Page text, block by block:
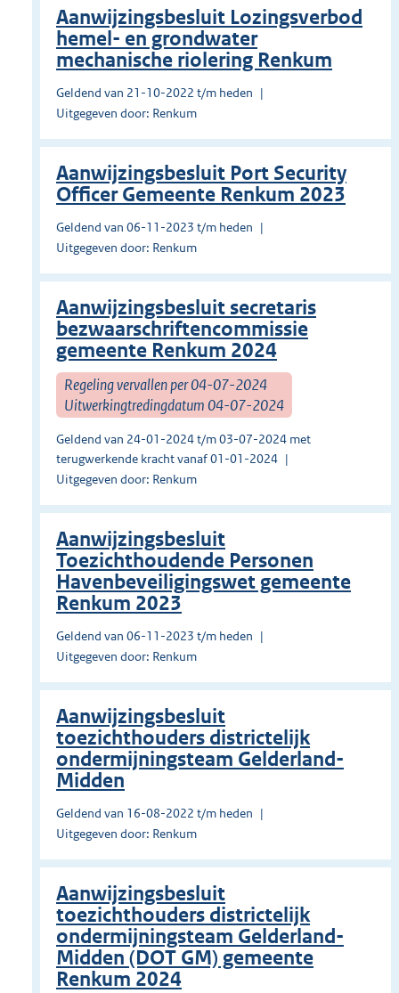
Aanwijzingsbesluit Lozingsverbod
hemel- en grondwater
mechanische riolering Renkum
Geldend van 21-10-2022 t/m heden
Uitgegeven door: Renkum
Aanwijzingsbesluit Port Security
Officer Gemeente Renkum 2023
Geldend van 06-11-2023 t/m heden
Uitgegeven door: Renkum
Aanwijzingsbesluit secretaris
bezwaarschriftencommissie
gemeente Renkum 2024
Regeling vervallen per 04-07-2024
Uitwerkingtredingdatum 04-07-2024
Geldend van 24-01-2024 t/m 03-07-2024 met
terugwerkende kracht vanaf 01-01-2024
Uitgegeven door: Renkum
Aanwijzingsbesluit
Toezichthoudende Personen
Havenbeveiligingswet gemeente
Renkum 2023
Geldend van 06-11-2023 t/m heden
Uitgegeven door: Renkum
Aanwijzingsbesluit
toezichthouders districtelijk
ondermijningsteam Gelderland-
Midden
Geldend van 16-08-2022 t/m heden
Uitgegeven door: Renkum
Aanwijzingsbesluit
toezichthouders districtelijk
ondermijningsteam Gelderland-
Midden (DOT GM) gemeente
Renkum 2024